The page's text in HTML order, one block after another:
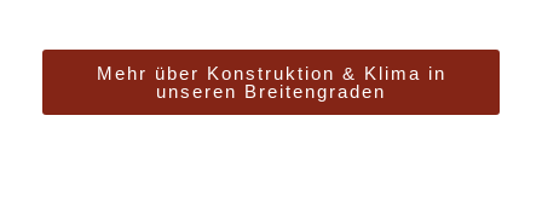
Mehr über Konstruktion & Klima in
unseren Breitengraden